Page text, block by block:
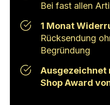
Bei fast allen
1 Monat
Rücksendung
Begründung
Ausgezeichnet
Shop Award